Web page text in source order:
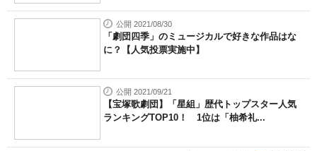
公開 2021/08/30
「劇団四季」のミュージカルで好きな作品はな
に？【人気投票実施中】
公開 2021/09/21
【宝塚歌劇団】「星組」歴代トップスター人気
ランキングTOP10！ 1位は「柚希礼...